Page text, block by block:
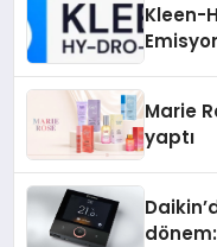
Kleen-
Marie
yaptı